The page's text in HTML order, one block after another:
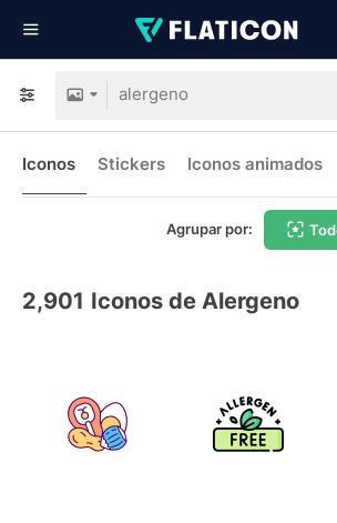
Iconos Stickers Iconos animados
Agrupar por:
2,901 Iconos de Alergeno